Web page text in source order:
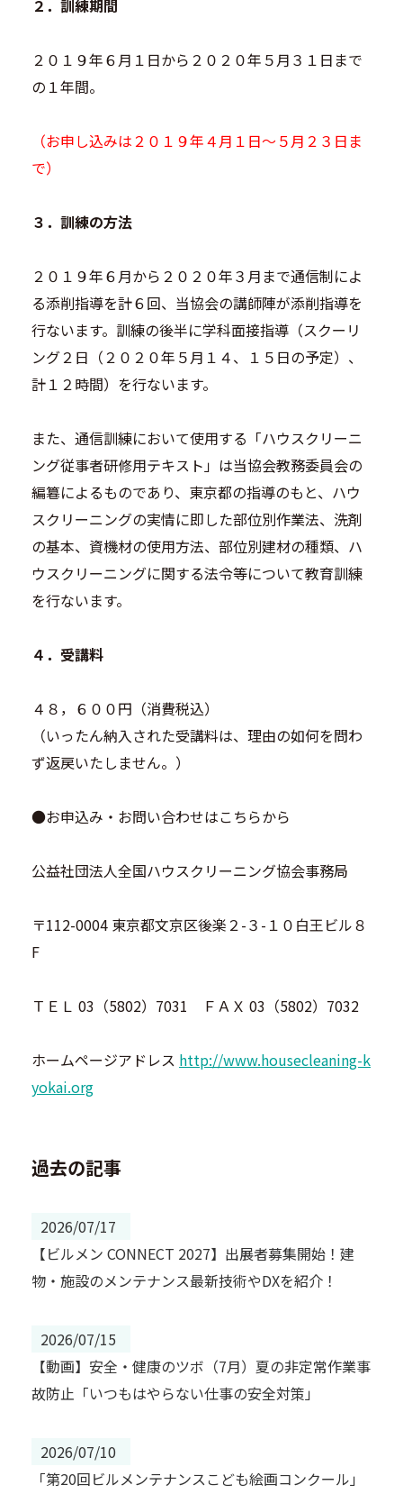
２．訓練期間
２０１９年６月１日から２０２０年５月３１日まで
の１年間。
（お申し込みは２０１９年４月１日～５月２３日ま
で）
３．訓練の方法
２０１９年６月から２０２０年３月まで通信制によ
る添削指導を計６回、当協会の講師陣が添削指導を
行ないます。訓練の後半に学科面接指導（スクーリ
ング２日（２０２０年５月１４、１５日の予定）、
計１２時間）を行ないます。
また、通信訓練において使用する「ハウスクリーニ
ング従事者研修用テキスト」は当協会教務委員会の
編篹によるものであり、東京都の指導のもと、ハウ
スクリーニングの実情に即した部位別作業法、洗剤
の基本、資機材の使用方法、部位別建材の種類、ハ
ウスクリーニングに関する法令等について教育訓練
を行ないます。
４．受講料
４８，６００円（消費税込）
（いったん納入された受講料は、理由の如何を問わ
ず返戻いたしません。）
●お申込み・お問い合わせはこちらから
公益社団法人全国ハウスクリーニング協会事務局
〒112-0004 東京都文京区後楽２-３-１０白王ビル８
F
ＴＥＬ 03（5802）7031 ＦＡＸ 03（5802）7032
ホームページアドレス http://www.housecleaning-k
yokai.org
過去の記事
2026/07/17
【ビルメン CONNECT 2027】出展者募集開始！建
物・施設のメンテナンス最新技術やDXを紹介！
2026/07/15
【動画】安全・健康のツボ（7月）夏の非定常作業事
故防止「いつもはやらない仕事の安全対策」
2026/07/10
「第20回ビルメンテナンスこども絵画コンクール」